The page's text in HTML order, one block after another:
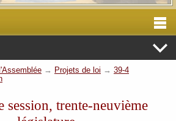
→ Projets de loi → 39-4
session, trente-neuvième